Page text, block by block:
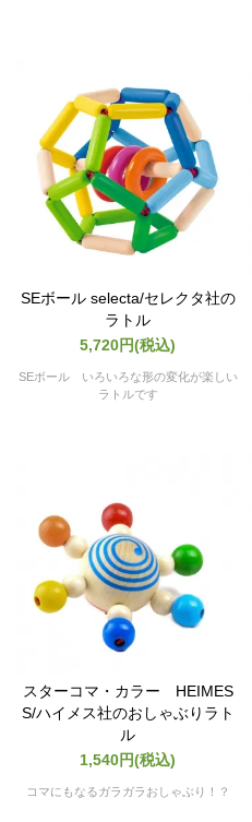
SEボール selecta/セレクタ社の
ラトル
5,720円(税込)
SEボール いろいろな形の変化が楽しい
ラトルです
スターコマ・カラー HEIMES
S/ハイメス社のおしゃぶりラト
ル
1,540円(税込)
コマにもなるガラガラおしゃぶり！？